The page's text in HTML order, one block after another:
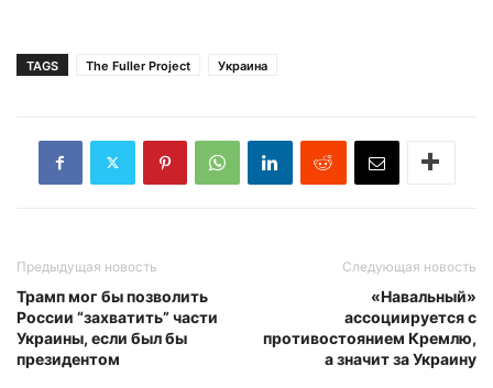
TAGS The Fuller Project Украина
Предыдущая новость
Трамп мог бы позволить
России “захватить” части
Украины, если был бы
президентом
Следующая новость
«Навальный»
ассоциируется с
противостоянием Кремлю,
а значит за Украину